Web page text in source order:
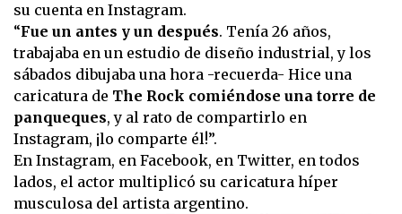
su cuenta en Instagram.
“Fue un antes y un después. Tenía 26 años,
trabajaba en un estudio de diseño industrial, y los
sábados dibujaba una hora -recuerda- Hice una
caricatura de The Rock comiéndose una torre de
panqueques, y al rato de compartirlo en
Instagram, ¡lo comparte él!”.
En Instagram, en Facebook, en Twitter, en todos
lados, el actor multiplicó su caricatura híper
musculosa del artista argentino.